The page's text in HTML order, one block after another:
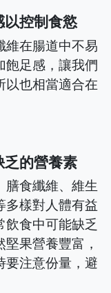
以控制食慾
維在腸道中不易
飽足感，讓我們
以也相當適合在
的營養素
膳食纖維、維生
多樣對人體有益
飲食中可能缺乏
果營養豐富，
要注意份量，避